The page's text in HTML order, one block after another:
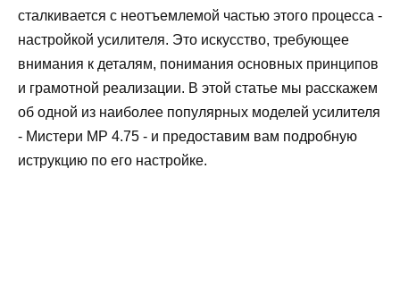
сталкивается с неотъемлемой частью этого процесса -
настройкой усилителя. Это искусство, требующее
внимания к деталям, понимания основных принципов
и грамотной реализации. В этой статье мы расскажем
об одной из наиболее популярных моделей усилителя
- Мистери МР 4.75 - и предоставим вам подробную
иструкцию по его настройке.